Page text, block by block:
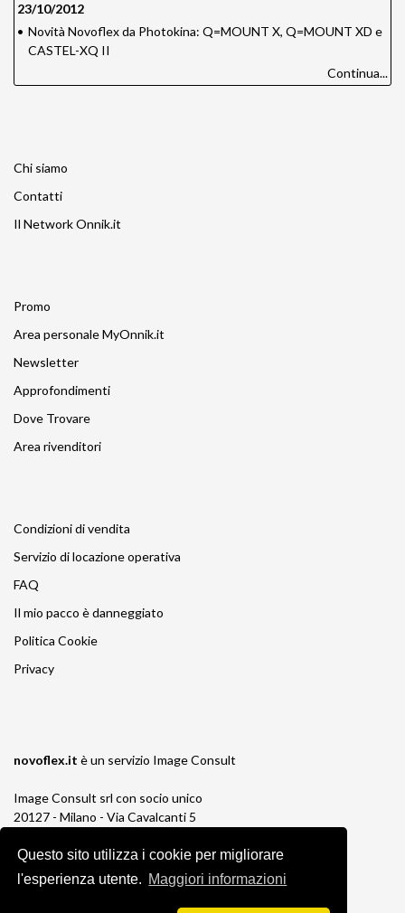
Questo sito utilizza i cookie per migliorare
l'esperienza utente. Maggiori informazioni
23/10/2012
• Novità Novoflex da Photokina: Q=MOUNT X, Q=MOUNT XD e
CASTEL-XQ II
Continua...
Chi siamo
Contatti
Il Network Onnik.it
Promo
Area personale MyOnnik.it
Newsletter
Approfondimenti
Dove Trovare
Area rivenditori
Condizioni di vendita
Servizio di locazione operativa
FAQ
Il mio pacco è danneggiato
Politica Cookie
Privacy
novoflex.it è un servizio Image Consult
Image Consult srl con socio unico
20127 - Milano - Via Cavalcanti 5
P.IVA e C.F. 03383650961
REA 1673647 CCIAA Milano Monza Brianza